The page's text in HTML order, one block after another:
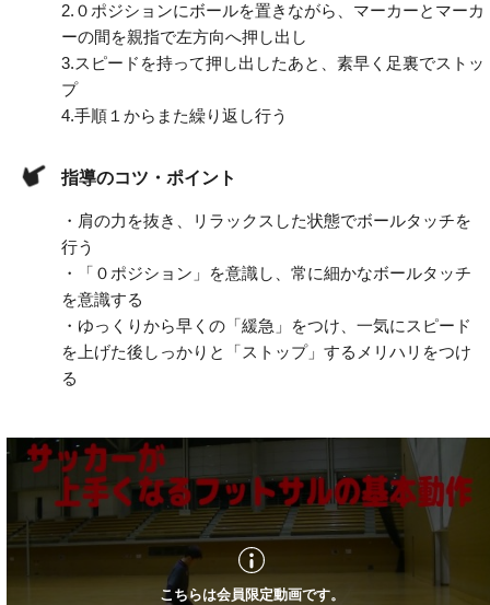
2. ０ポジションにボールを置きながら、マーカーとマーカ
ーの間を親指で左方向へ押し出し
3.スピードを持って押し出したあと、素早く足裏でストッ
プ
4.手順１からまた繰り返し行う
指導のコツ・ポイント
・肩の力を抜き、リラックスした状態でボールタッチを
行う
・「０ポジション」を意識し、常に細かなボールタッチ
を意識する
・ゆっくりから早くの「緩急」をつけ、一気にスピード
を上げた後しっかりと「ストップ」するメリハリをつけ
る
こちらは会員限定動画です。